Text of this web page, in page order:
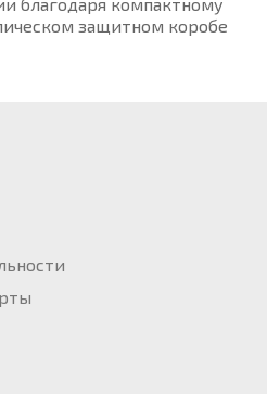
защитном коробе